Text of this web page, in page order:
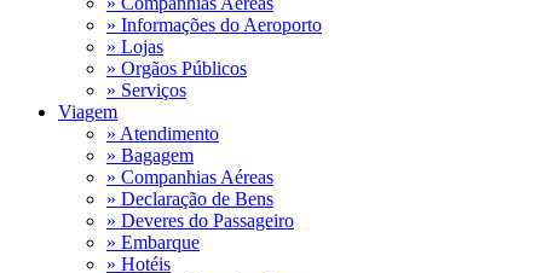
» Informações do Aeroporto
» Lojas
» Orgãos Públicos
» Serviços
Viagem
» Atendimento
» Bagagem
» Companhias Aéreas
» Declaração de Bens
» Deveres do Passageiro
» Embarque
» Hotéis